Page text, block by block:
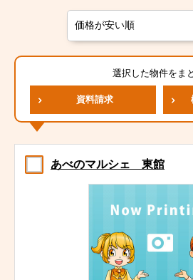
選択した物件をま
資料請求
あべのマルシェ 東館